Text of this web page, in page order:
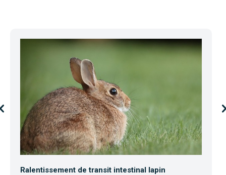
Ralentissement de transit intestinal lapin